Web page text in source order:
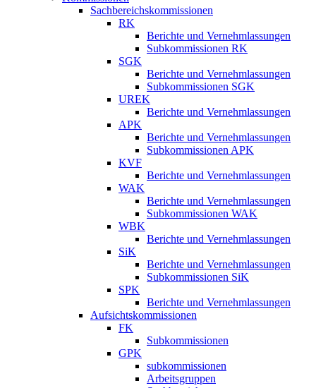
Sachbereichskommissionen
RK
Berichte und Vernehmlassungen
Subkommissionen RK
SGK
Berichte und Vernehmlassungen
Subkommissionen SGK
UREK
Berichte und Vernehmlassungen
APK
Berichte und Vernehmlassungen
Subkommissionen APK
KVF
Berichte und Vernehmlassungen
WAK
Berichte und Vernehmlassungen
Subkommissionen WAK
WBK
Berichte und Vernehmlassungen
SiK
Berichte und Vernehmlassungen
Subkommissionen SiK
SPK
Berichte und Vernehmlassungen
Aufsichtskommissionen
FK
Subkommissionen
GPK
subkommissionen
Arbeitsgruppen